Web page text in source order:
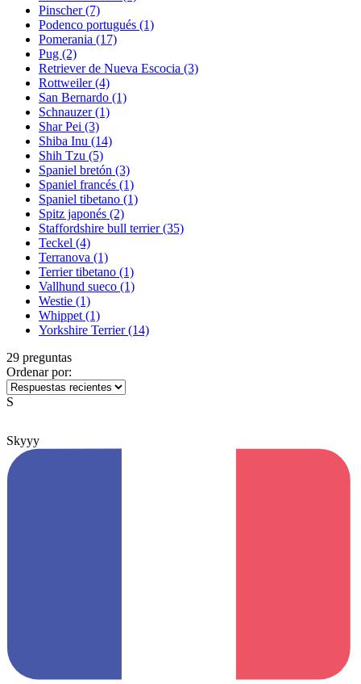
Pinscher(7)
Podenco portugués (1)
Pomerania (17)
Pug (2)
Retriever de Nueva Escocia (3)
Rottweiler(4)
San Bernardo (1)
Schnauzer(1)
Shar Pei (3)
Shiba Inu (14)
Shih Tzu (5)
Spaniel bretón (3)
Spaniel francés (1)
Spaniel tibetano (1)
Spitz japonés (2)
Staffordshire bull terrier(35)
Teckel (4)
Terranova (1)
Terrier tibetano (1)
Vallhund sueco (1)
Westie (1)
Whippet (1)
Yorkshire Terrier(14)
29 preguntas
Ordenar por:
S
Skyyy